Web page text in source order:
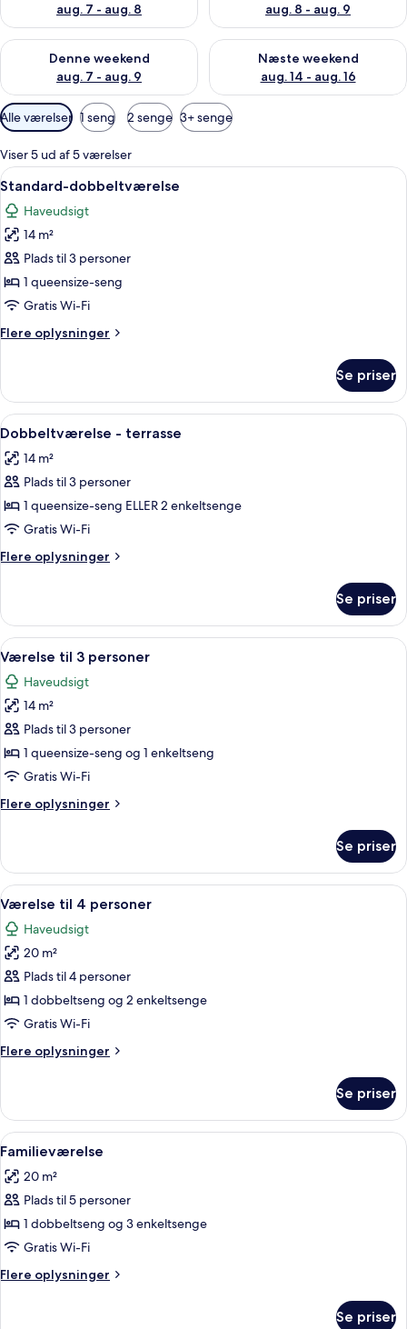
aug. 7 - aug. 8
aug. 8 - aug. 9
Denne weekend
aug. 7 - aug. 9
Tjek tilgængelighed for denne weekend aug. 7 - aug. 9
Næste weekend
aug. 14 - aug. 16
Tjek tilgængelighed for næste
Tilgængelige
filtre
for
værelser
Alle værelser 1 seng 2 senge 3+ senge
Viser 5 ud af 5 værelser
Indlæs
alle
billeder
af
Standard-
dobbeltværelse
Et hotelværelse med seng,
5
Standard-dobbeltværelse
Haveudsigt
14 m²
Plads til 3 personer
1 queensize-seng
Gratis Wi-Fi
Flere oplysninger
Flere
dobbeltværelse
Se priser
Indlæs
alle
billeder
af
Dobbeltværelse
-
terrasse
Et hotelværelse med en seng, et lille
6
Dobbeltværelse - terrasse
14 m²
Plads til 3 personer
1 queensize-seng ELLER 2 enkeltsenge
Gratis Wi-Fi
Flere oplysninger
Flere
-
terrasse
Se priser
Indlæs
alle
billeder
af
Værelse
til
3
Et hotelværelse med to
6
Værelse til 3 personer
Haveudsigt
14 m²
Plads til 3 personer
1 queensize-seng og 1 enkeltseng
Gratis Wi-Fi
Flere oplysninger
Flere
til
personer
Se priser
Indlæs
alle
billeder
af
Værelse
til
4
Værelse til 4 personer | Pengeskab
6
Værelse til 4 personer
Haveudsigt
20 m²
Plads til 4 personer
1 dobbeltseng og 2 enkeltsenge
Gratis Wi-Fi
Flere oplysninger
Flere
til
4
personer
Se priser
Indlæs
alle
billeder
af
Familieværelse
Et hotelværelse med seng,
5
Familieværelse
20 m²
Plads til 5 personer
1 dobbeltseng og 3 enkeltsenge
Gratis Wi-Fi
Flere oplysninger
Flere
Se priser